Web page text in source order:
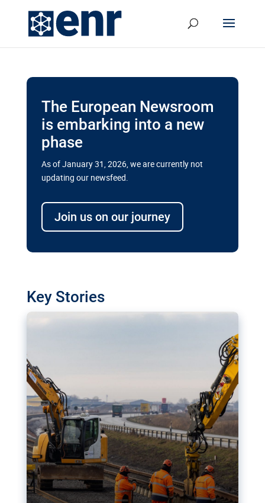
The European Newsroom
is embarking into a new
phase
As of January 31, 2026, we are currently not
updating our newsfeed.
Join us on our journey
Key Stories
Retards et explosion des coûts
assombrissent les mégaprojets de
œuvre de grands chantiers de transport. L’UE
peut-elle inverser la tendance et mener à bien